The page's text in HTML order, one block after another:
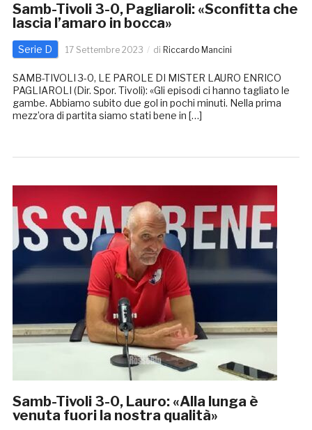
Samb-Tivoli 3-0, Pagliaroli: «Sconfitta che
lascia l’amaro in bocca»
Serie D 17 Settembre 2023 di Riccardo Mancini
SAMB-TIVOLI 3-0, LE PAROLE DI MISTER LAURO ENRICO
PAGLIAROLI (Dir. Spor. Tivoli): «Gli episodi ci hanno tagliato le
gambe. Abbiamo subito due gol in pochi minuti. Nella prima
mezz’ora di partita siamo stati bene in […]
Samb-Tivoli 3-0, Lauro: «Alla lunga è
venuta fuori la nostra qualità»